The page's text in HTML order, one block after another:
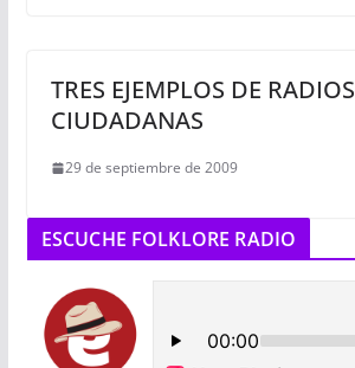
TRES EJEMPLOS DE RADIOS
CIUDADANAS
29 de septiembre de 2009
ESCUCHE FOLKLORE RADIO